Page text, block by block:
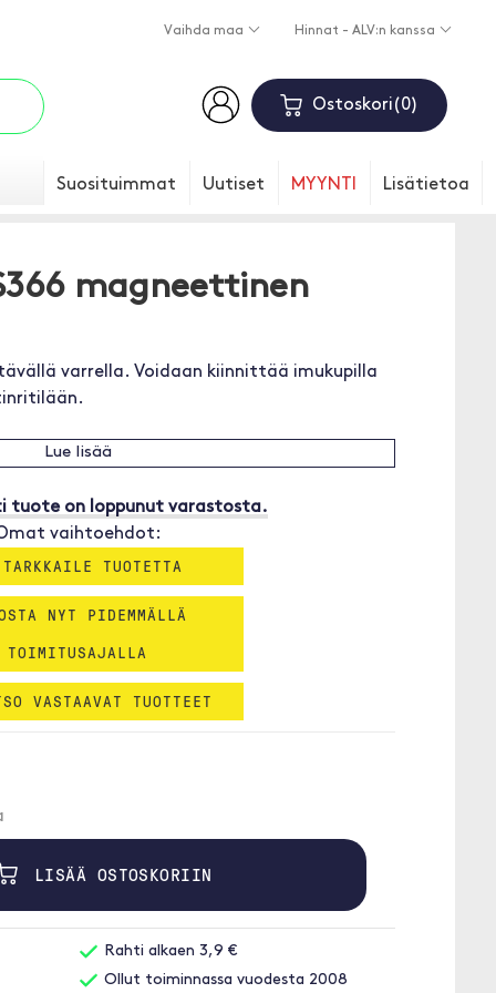
Vaihda maa Hinnat - ALV:n kanssa
Ostoskori 0
Suosituimmat Uutiset MYYNTI Lisätietoa
magneettinen
varrella. Voidaan kiinnittää imukupilla
Lue lisää
tuote on loppunut varastosta.
vaihtoehdot:
TUOTETTA
NYT PIDEMMÄLLÄ
TOIMITUSAJALLA
VASTAAVAT TUOTTEET
LISÄÄ OSTOSKORIIN
Rahti alkaen 3,9 €
Ollut toiminnassa vuodesta 2008